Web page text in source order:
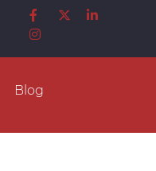
Blog